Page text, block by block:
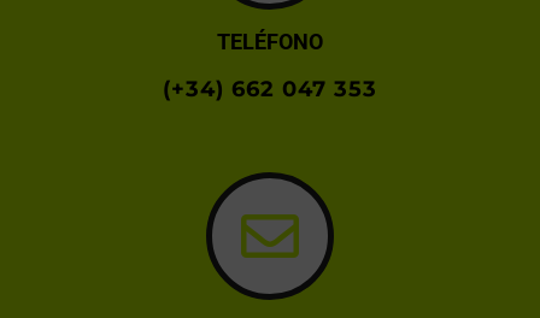
TELÉFONO
(+34) 662 047 353